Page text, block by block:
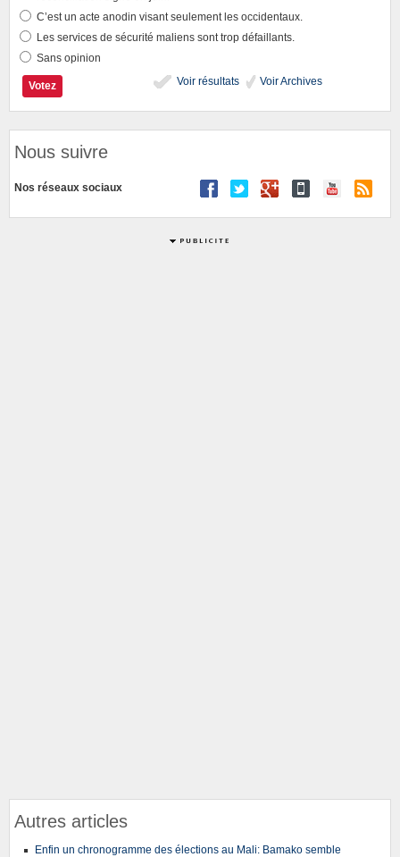
C’est un acte anodin visant seulement les occidentaux.
Les services de sécurité maliens sont trop défaillants.
Sans opinion
Voir résultats
Voir Archives
Nous suivre
Nos réseaux sociaux
Autres articles
Enfin un chronogramme des élections au Mali: Bamako semble